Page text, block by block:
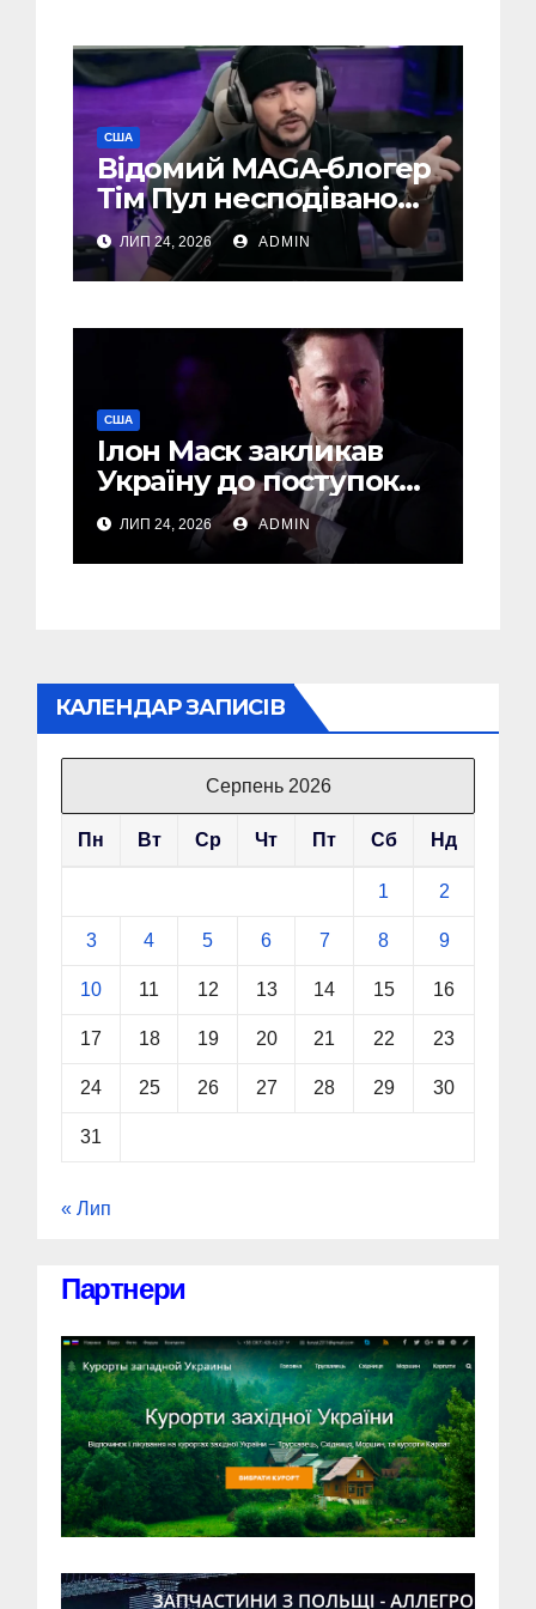
США
Відомий MAGA-блогер
Тім Пул несподівано
підтримав Україну
ЛИП 24, 2026 ADMIN
США
Ілон Маск закликав
Україну до поступок
Путіну – The Economist
ЛИП 24, 2026 ADMIN
КАЛЕНДАР ЗАПИСІВ
Серпень 2026
Пн Вт Ср Чт Пт Сб Нд
1 2
3 4 5 6 7 8 9
10 11 12 13 14 15 16
17 18 19 20 21 22 23
24 25 26 27 28 29 30
31
« Лип
Партнери